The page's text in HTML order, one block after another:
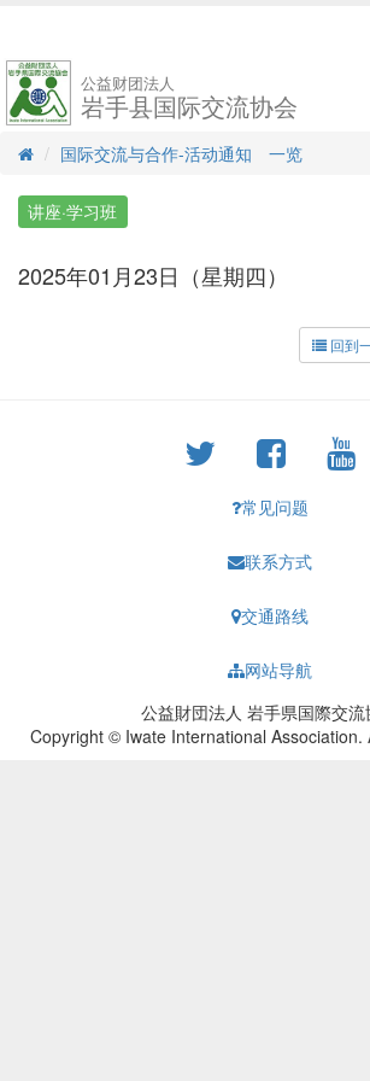
公益财团法人
岩手县国际交流协会
国际交流与合作-活动通知 一览
讲座·学习班
2025年01月23日（星期四）
回到
常见问题
联系方式
交通路线
网站导航
公益財団法人 岩手県国際交流
Copyright © Iwate International Association.